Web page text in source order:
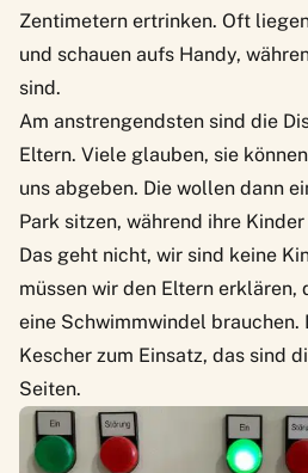
Zentimetern ertrinken. Oft
und schauen aufs Handy,
sind.
Am anstrengendsten sind die
Eltern. Viele glauben, sie
uns abgeben. Die wollen dann
Park sitzen, während ihre
Das geht nicht, wir sind keine
müssen wir den Eltern erklären,
eine Schwimmwindel brauchen.
Kescher zum Einsatz, das sind
Seiten.